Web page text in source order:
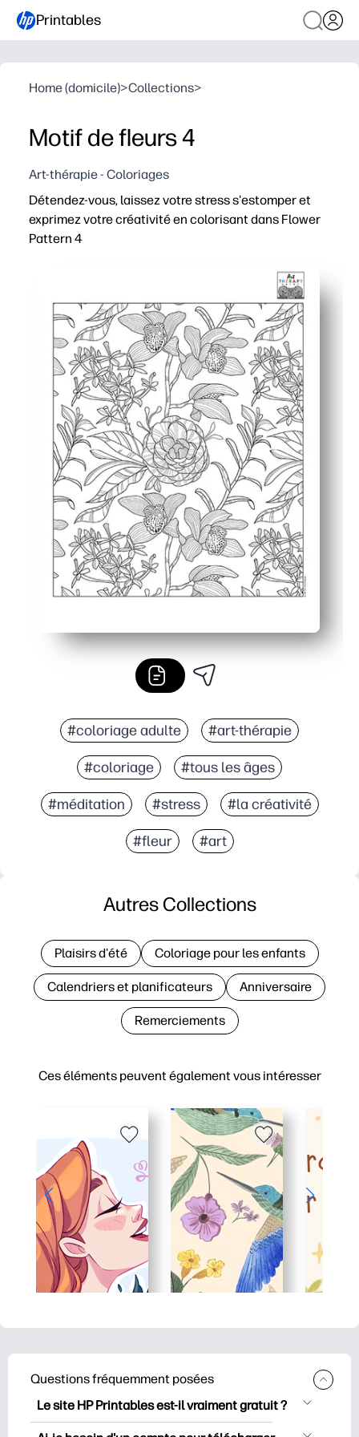
Printables
Home (domicile)>Collections>
Motif de fleurs 4
Art-thérapie - Coloriages
Détendez-vous, laissez votre stress s'estomper et
exprimez votre créativité en colorisant dans Flower
Pattern 4
Imprimez et partez avec des crayons, des crayons de
Les détails floraux complexes vous permettent de
Vous développez la motricité fine et la pleine
Vous pouvez l'utiliser pour les premières finissages,
#coloriage adulte #art-thérapie
#coloriage #tous les âges
#méditation #stress #la créativité
#fleur #art
Ces éléments peuvent également vous intéresser
Autres Collections
Plaisirs d'été Coloriage pour les enfants
Calendriers et planificateurs Anniversaire
Remerciements
Questions fréquemment posées
Le site HP Printables est-il vraiment gratuit ?
HP Printables propose plus de 2500